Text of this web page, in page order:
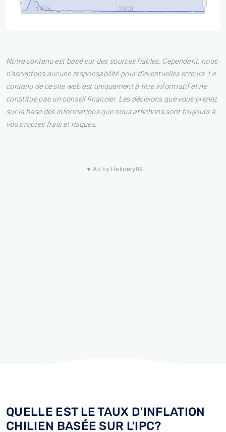
1975 2000
Notre contenu est basé sur des sources fiables. Cependant, nous
n'acceptons aucune responsabilité pour d'éventuelles erreurs. Le
contenu de ce site web est uniquement à titre informatif et ne
constitue pas un conseil financier. Les décisions que vous prenez
sur la base des informations que nous affichons sont toujours à
vos propres frais et risques.
▼ Ad by Refinery89
QUELLE EST LE TAUX D'INFLATION
CHILIEN BASÉE SUR L'IPC?